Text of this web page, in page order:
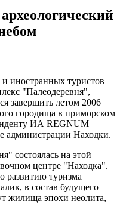
иностранных туристов
"Палеодеревня",
завершить летом 2006
городища в приморском
ИА REGNUM
администрации Находки.
состоялась на этой
центре "Находка".
развитию туризма
в состав будущего
жилища эпохи неолита,